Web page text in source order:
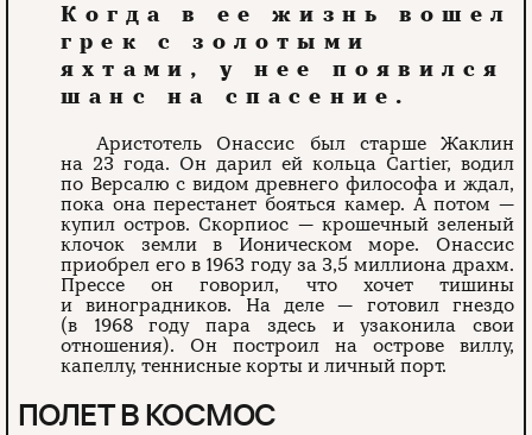
Когда в ее жизнь вошел
грек с золотыми
яхтами, у нее появился
шанс на спасение.
Аристотель Онассис был старше Жаклин
на 23 года. Он дарил ей кольца Cartier, водил
по Версалю с видом древнего философа и ждал,
пока она перестанет бояться камер. А потом —
купил остров. Скорпиос — крошечный зеленый
клочок земли в Ионическом море. Онассис
приобрел его в 1963 году за 3,5 миллиона драхм.
Прессе он говорил, что хочет тишины
и виноградников. На деле — готовил гнездо
(в 1968 году пара здесь и узаконила свои
отношения). Он построил на острове виллу,
капеллу, теннисные корты и личный порт.
ПОЛЕТ В КОСМОС